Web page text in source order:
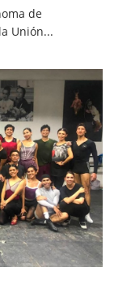
de
Unión...